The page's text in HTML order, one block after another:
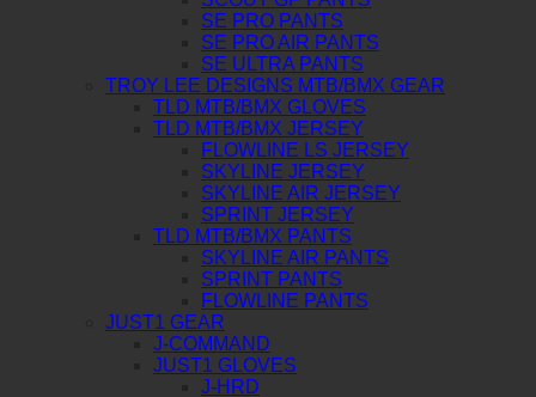
SE PRO PANTS
SE PRO AIR PANTS
SE ULTRA PANTS
TROY LEE DESIGNS MTB/BMX GEAR
TLD MTB/BMX GLOVES
TLD MTB/BMX JERSEY
FLOWLINE LS JERSEY
SKYLINE JERSEY
SKYLINE AIR JERSEY
SPRINT JERSEY
TLD MTB/BMX PANTS
SKYLINE AIR PANTS
SPRINT PANTS
FLOWLINE PANTS
JUST1 GEAR
J-COMMAND
JUST1 GLOVES
J-HRD